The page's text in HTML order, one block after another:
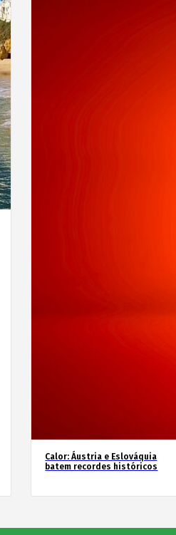
Calor: Áustria e Eslováquia
batem recordes históricos